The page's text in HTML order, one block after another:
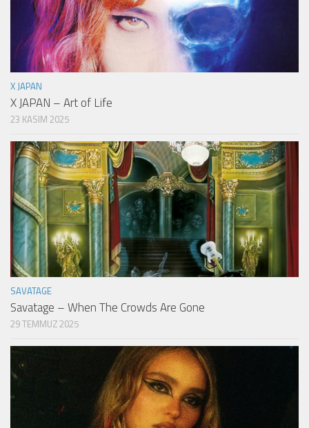
X JAPAN
X JAPAN – Art of Life
23 KASIM 2025
SAVATAGE
Savatage – When The Crowds Are Gone
29 TEMMUZ 2025